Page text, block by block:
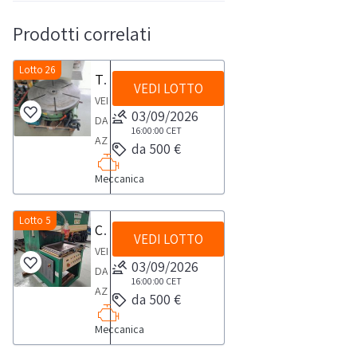
Prodotti correlati
Lotto 26
Tavola girevole OMO TG VQ 1000
VENDITA
DA
AZIENDA
ATTIVATavola
girevole
mod.
TG
VQ
1000
per
fresatrici
Meccanica
VEDI LOTTO
03/09/2026
16:00:00 CET
da 500 €
Lotto 5
Confezionatrice APM SASP
VENDITA
DA
AZIENDA
ATTIVAConfezionatrice
APM
Meccanica
VEDI LOTTO
03/09/2026
16:00:00 CET
da 500 €